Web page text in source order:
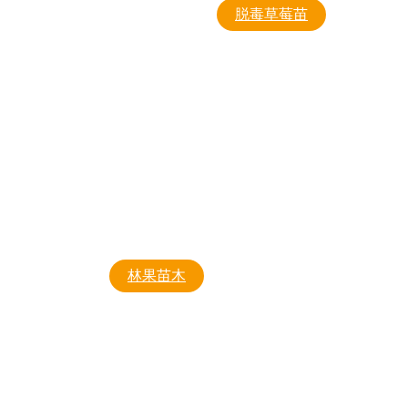
林果苗木
脱毒草莓苗